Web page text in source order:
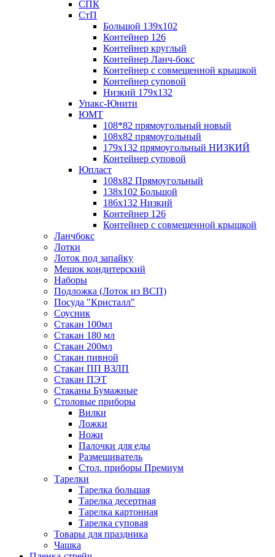
СПК
СтП
Большой 139х102
Контейнер 126
Контейнер круглый
Контейнер Ланч-бокс
Контейнер с совмещенной крышкой
Контейнер суповой
Низкий 179х132
Упакс-Юнити
ЮМТ
108*82 прямоугольный новый
108х82 прямоугольный
179х132 прямоугольный НИЗКИЙ
Контейнер суповой
Юпласт
108х82 Прямоугольный
138х102 Большой
186х132 Низкий
Контейнер 126
Контейнер с совмещенной крышкой
Ланчбокс
Лотки
Лоток под запайку
Мешок кондитерский
Наборы
Подложка (Лоток из ВСП)
Посуда "Кристалл"
Соусник
Стакан 100мл
Стакан 180 мл
Стакан 200мл
Стакан пивной
Стакан ПП ВЗЛП
Стакан ПЭТ
Стаканы Бумажные
Столовые приборы
Вилки
Ложки
Ножи
Палочки для еды
Размешиватель
Стол. приборы Премиум
Тарелки
Тарелка большая
Тарелка десертная
Тарелка картонная
Тарелка суповая
Товары для праздника
Чашка